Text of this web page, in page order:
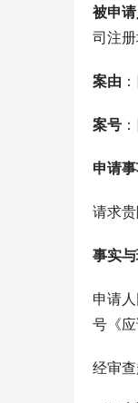
被申
司注
案由
案号
申请
请求
事实
申请
号《
经审